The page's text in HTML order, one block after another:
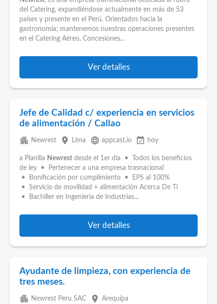
del Catering, expandiéndose actualmente en más de 53
países y presente en el Perú. Orientados hacia la
gastronomía; mantenemos nuestras operaciones presentes
en el Catering Aéreo, Concesiones...
Ver detalles
Jefe de Calidad c/ experiencia en servicios
de alimentación / Callao
apartment Newrest place Lima language appcast.io event_available hoy
a Planilla Newrest desde el 1er día • Todos los beneficios
de ley • Pertenecer a una empresa trasnacional
• Bonificación por cumplimiento • EPS al 100%
• Servicio de movilidad + alimentación Acerca De Ti
• Bachiller en Ingeniería de Industrias...
Ver detalles
Ayudante de limpieza, con experiencia de
tres meses.
apartment Newrest Peru SAC place Arequipa